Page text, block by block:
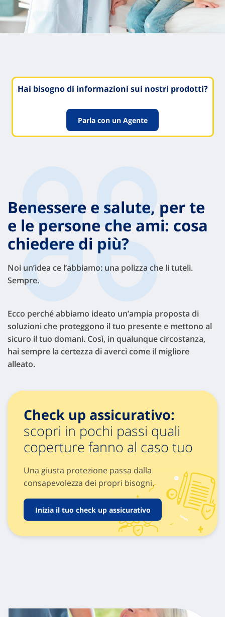
Hai bisogno di informazioni sui nostri prodotti?
Parla con un Agente
Benessere e salute, per te
e le persone che ami: cosa
chiedere di più?
Noi un’idea ce l’abbiamo: una polizza che li tuteli.
Sempre.
Ecco perché abbiamo ideato un’ampia proposta di
soluzioni che proteggono il tuo presente e mettono al
sicuro il tuo domani. Così, in qualunque circostanza,
hai sempre la certezza di averci come il migliore
alleato.
Check up assicurativo:
scopri in pochi passi quali
coperture fanno al caso tuo
Una giusta protezione passa dalla
consapevolezza dei propri bisogni.
Inizia il tuo check up assicurativo